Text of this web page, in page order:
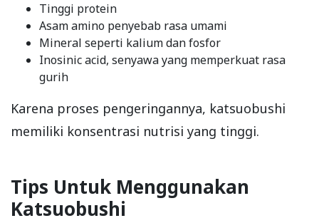
Tinggi protein
Asam amino penyebab rasa umami
Mineral seperti kalium dan fosfor
Inosinic acid, senyawa yang memperkuat rasa
gurih
Karena proses pengeringannya, katsuobushi
memiliki konsentrasi nutrisi yang tinggi.
Tips Untuk Menggunakan
Katsuobushi